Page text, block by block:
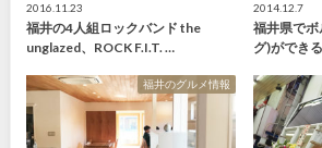
2016.11.23
福井の4人組ロックバンド the
unglazed、ROCK F.I.T. …
2014.12.7
福井県で
グ)ができ
福井のグルメ情報